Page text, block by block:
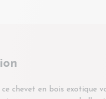
chevet en bois exotique